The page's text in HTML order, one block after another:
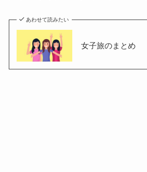
あわせて読みたい
女子旅のまとめ